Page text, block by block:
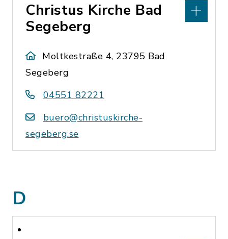
Christus Kirche Bad
Segeberg
Moltkestraße 4, 23795 Bad
Segeberg
04551 82221
buero@christuskirche-
segeberg.se
D